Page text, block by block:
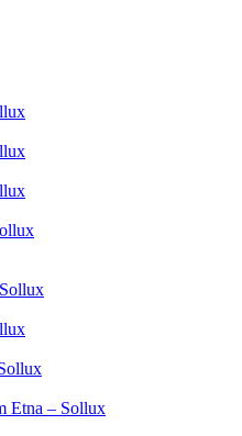
Etna – Sollux